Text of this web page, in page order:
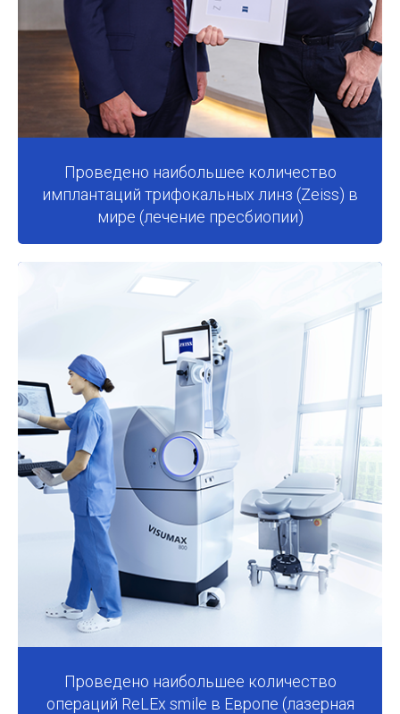
Проведено наибольшее количество
имплантаций трифокальных линз (Zeiss) в
мире (лечение пресбиопии)
Проведено наибольшее количество
операций ReLEx smile в Европе (лазерная